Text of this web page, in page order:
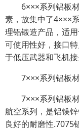
6×××系列铝板材
素，故集中了4×××
理铝锻造产品，适
可使用性好，接口
于低压武器和飞机接
7×××系列铝板
7×××系列铝板材
航空系列，是铝镁
良好的耐磨性.7075